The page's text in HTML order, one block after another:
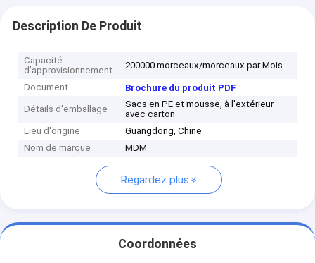
Description De Produit
Capacité
d'approvisionnement
200000 morceaux/morceaux par Mois
Document
Brochure du produit PDF
Détails d'emballage
Sacs en PE et mousse, à l'extérieur
avec carton
Lieu d'origine
Guangdong, Chine
Nom de marque
MDM
Regardez plus
Coordonnées